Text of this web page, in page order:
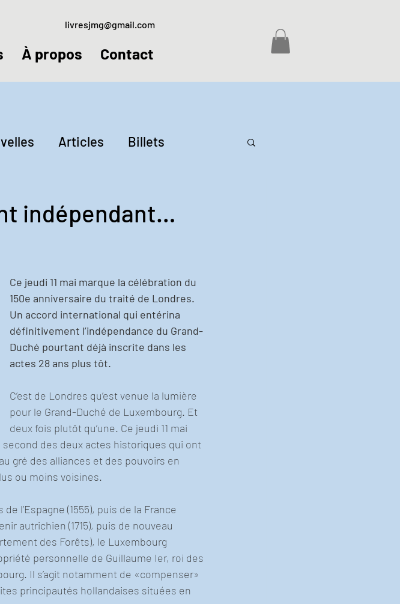
livresjmg@gmail.com
À propos Contact
Articles Billets
indépendant…
Ce jeudi 11 mai marque la célébration du
150e anniversaire du traité de Londres.
Un accord international qui entérina
définitivement l’indépendance du Grand-
Duché pourtant déjà inscrite dans les
actes 28 ans plus tôt.
C’est de Londres qu’est venue la lumière
pour le Grand-Duché de Luxembourg. Et
deux fois plutôt qu’une. Ce jeudi 11 mai
des deux actes historiques qui ont
gré des alliances et des pouvoirs en
ou moins voisines.
l’Espagne (1555), puis de la France
autrichien (1715), puis de nouveau
des Forêts), le Luxembourg
personnelle de Guillaume Ier, roi des
Il s’agit notamment de «compenser»
principautés hollandaises situées en